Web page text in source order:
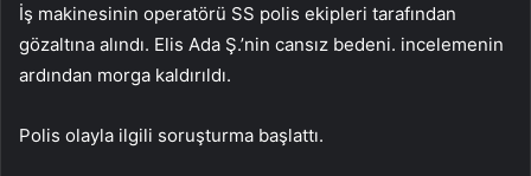
İş makinesinin operatörü SS polis ekipleri tarafından
gözaltına alındı. Elis Ada Ş.’nin cansız bedeni. incelemenin
ardından morga kaldırıldı.
Polis olayla ilgili soruşturma başlattı.